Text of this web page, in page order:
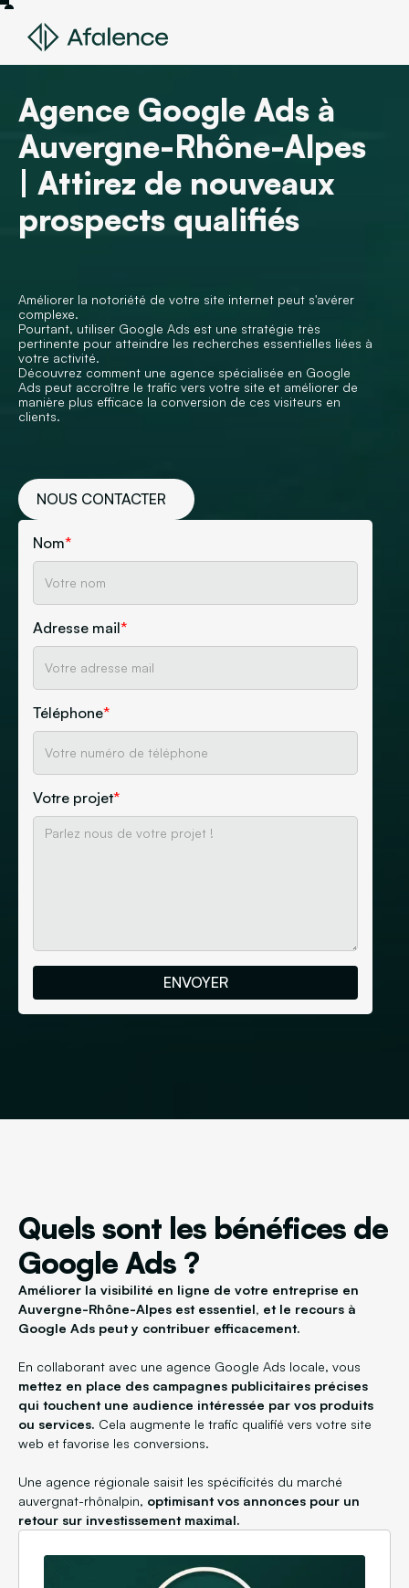
Agence Google Ads à
Auvergne-Rhône-Alpes
| Attirez de nouveaux
prospects qualifiés
Améliorer la notoriété de votre site internet peut s'avérer
complexe.
Pourtant, utiliser Google Ads est une stratégie très
pertinente pour atteindre les recherches essentielles liées à
votre activité.
Découvrez comment une agence spécialisée en Google
Ads peut accroître le trafic vers votre site et améliorer de
manière plus efficace la conversion de ces visiteurs en
clients.
NOUS CONTACTER
Nom*
Adresse mail*
Téléphone*
Votre projet*
Quels sont les bénéfices de
Google Ads ?
Améliorer la visibilité en ligne de votre entreprise en
Auvergne-Rhône-Alpes est essentiel, et le recours à
Google Ads peut y contribuer efficacement.
En collaborant avec une agence Google Ads locale, vous
mettez en place des campagnes publicitaires précises
qui touchent une audience intéressée par vos produits
ou services. Cela augmente le trafic qualifié vers votre site
web et favorise les conversions.
Une agence régionale saisit les spécificités du marché
auvergnat-rhônalpin, optimisant vos annonces pour un
retour sur investissement maximal.